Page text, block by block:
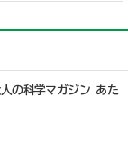
人の科学マガジン あた